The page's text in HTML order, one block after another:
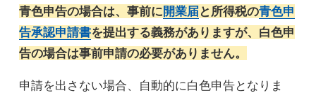
青色申告の場合は、事前に開業届と所得税の青色申
告承認申請書を提出する義務がありますが、白色申
告の場合は事前申請の必要がありません。
申請を出さない場合、自動的に白色申告となりま